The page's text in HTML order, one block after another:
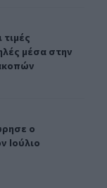
υψηλές μέσα στην
τιμές
τιμές
μέσα στην
Ιούλιο
ο
ο
Ιούλιο